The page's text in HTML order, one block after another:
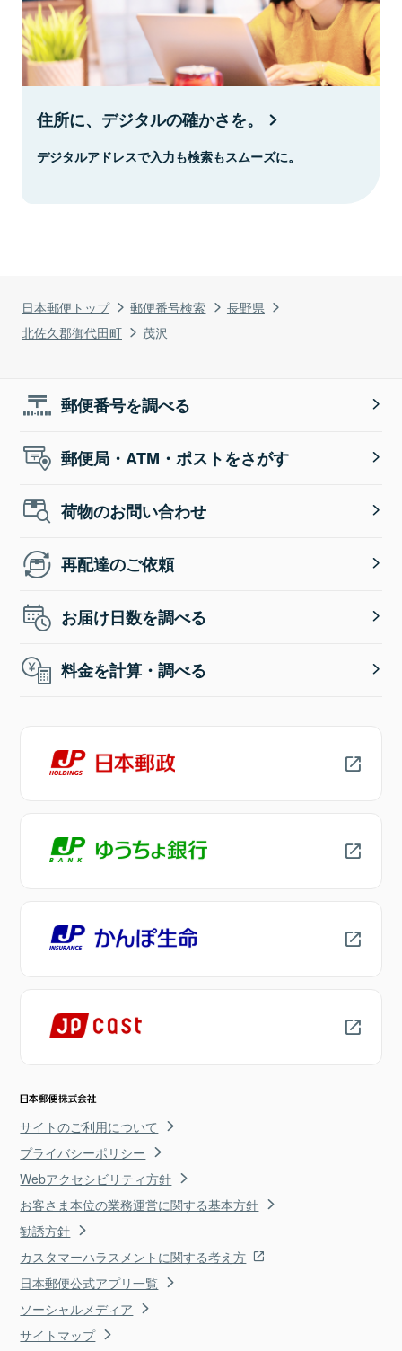
日本郵便トップ 郵便番号検索
長野県
北佐久郡御代田町
茂沢
住所に、デジタルの確かさを。
デジタルアドレスで入力も検索もスムーズに。
郵便番号を調べる
郵便局・ATM・ポストをさがす
荷物のお問い合わせ
再配達のご依頼
お届け日数を調べる
料金を計算・調べる
サイトのご利用について
プライバシーポリシー
Webアクセシビリティ方針
お客さま本位の業務運営に関する基本方針
勧誘方針
カスタマーハラスメントに関する考え方
日本郵便公式アプリ一覧
ソーシャルメディア
サイトマップ